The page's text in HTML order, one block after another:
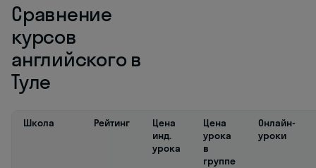
Сравнение
курсов
английского в
Туле
Школа Рейтинг
Цена
инд.
урока
Цена
урока
в
группе
Онлайн-
уроки